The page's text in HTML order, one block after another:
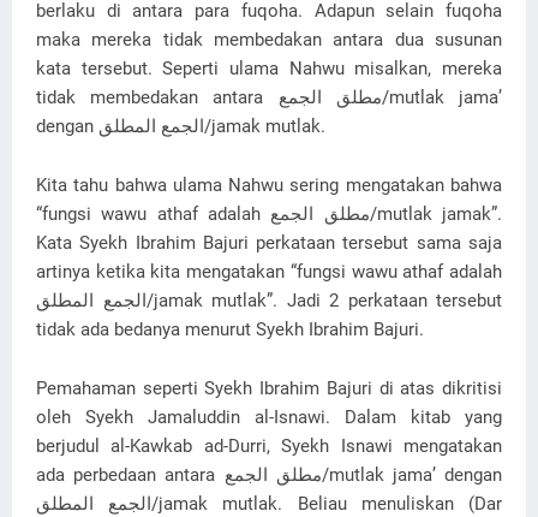
berlaku di antara para fuqoha. Adapun selain fuqoha
maka mereka tidak membedakan antara dua susunan
kata tersebut. Seperti ulama Nahwu misalkan, mereka
tidak membedakan antara مطلق الجمع/mutlak jama’
dengan الجمع المطلق/jamak mutlak.
Kita tahu bahwa ulama Nahwu sering mengatakan bahwa
“fungsi wawu athaf adalah مطلق الجمع/mutlak jamak”.
Kata Syekh Ibrahim Bajuri perkataan tersebut sama saja
artinya ketika kita mengatakan “fungsi wawu athaf adalah
الجمع المطلق/jamak mutlak”. Jadi 2 perkataan tersebut
tidak ada bedanya menurut Syekh Ibrahim Bajuri.
Pemahaman seperti Syekh Ibrahim Bajuri di atas dikritisi
oleh Syekh Jamaluddin al-Isnawi. Dalam kitab yang
berjudul al-Kawkab ad-Durri, Syekh Isnawi mengatakan
ada perbedaan antara مطلق الجمع/mutlak jama’ dengan
الجمع المطلق/jamak mutlak. Beliau menuliskan (Dar